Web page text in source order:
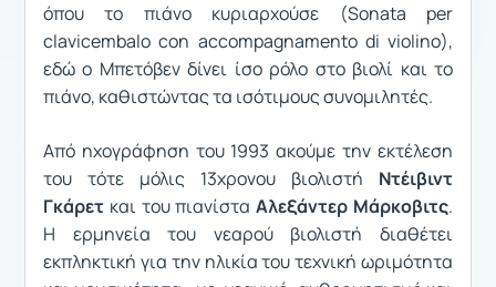
όπου το πιάνο κυριαρχούσε (Sonata per
clavicembalo con accompagnamento di violino),
εδώ ο Μπετόβεν δίνει ίσο ρόλο στο βιολί και το
πιάνο, καθιστώντας τα ισότιμους συνομιλητές.
Από ηχογράφηση του 1993 ακούμε την εκτέλεση
του τότε μόλις 13χρονου βιολιστή Ντέιβιντ
Γκάρετ και του πιανίσταΑλεξάντερ Μάρκοβιτς.
Η ερμηνεία του νεαρού βιολιστή διαθέτει
εκπληκτική για την ηλικία του τεχνική ωριμότητα